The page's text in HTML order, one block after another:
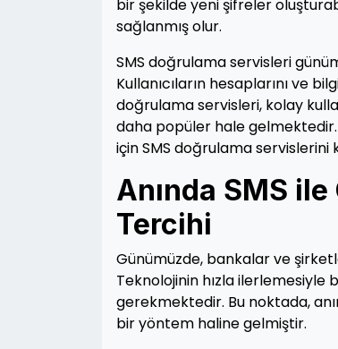
bir şekilde yeni şifreler
sağlanmış olur.
SMS doğrulama servisleri
Kullanıcıların hesaplarını ve
doğrulama servisleri, kolay
daha popüler hale
için SMS doğrulama
Anında SMS
Tercihi
Günümüzde, bankalar ve
Teknolojinin hızla ilerlemesiyle
gerekmektedir. Bu noktada,
bir yöntem haline gelmiştir.